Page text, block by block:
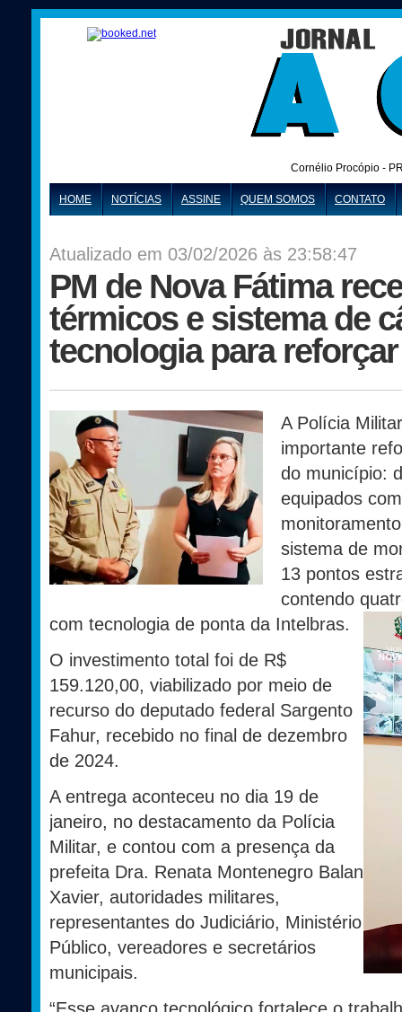
Cornélio Procópio -
HOME NOTÍCIAS ASSINE QUEM SOMOS CONTATO
Atualizado em 03/02/2026 às 23:58:47
PM de Nova Fátima
térmicos e sistema de
tecnologia para
A Polícia
importante
do município:
equipados
sistema de
13 pontos
contendo
com tecnologia de ponta da Intelbras.
O investimento total foi de R$
159.120,00, viabilizado por meio de
recurso do deputado federal Sargento
Fahur, recebido no final de dezembro
de 2024.
A entrega aconteceu no dia 19 de
janeiro, no destacamento da Polícia
Militar, e contou com a presença da
prefeita Dra. Renata Montenegro Balan
Xavier, autoridades militares,
representantes do Judiciário, Ministério
Público, vereadores e secretários
municipais.